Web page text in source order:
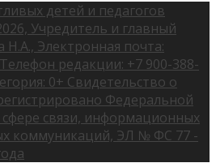
детей и педагогов
Учредитель и главный
Н.А., Электронная почта:
редакции: +7 900-388-
0+ Свидетельство о
Федеральной
связи, информационных
коммуникаций, ЭЛ № ФС 77 -